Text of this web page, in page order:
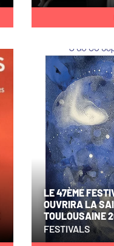
LE 47ÈME
OUVRIRA LA
TOULOUSAINE
FESTIVALS